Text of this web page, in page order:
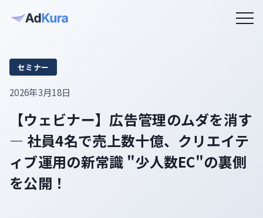
セミナー
2026年3月18日
【ウェビナー】広告管理のムダを消す
― 社員4名で売上数十億、クリエイテ
ィブ運用の新常識 "少人数EC"の裏側
を公開！